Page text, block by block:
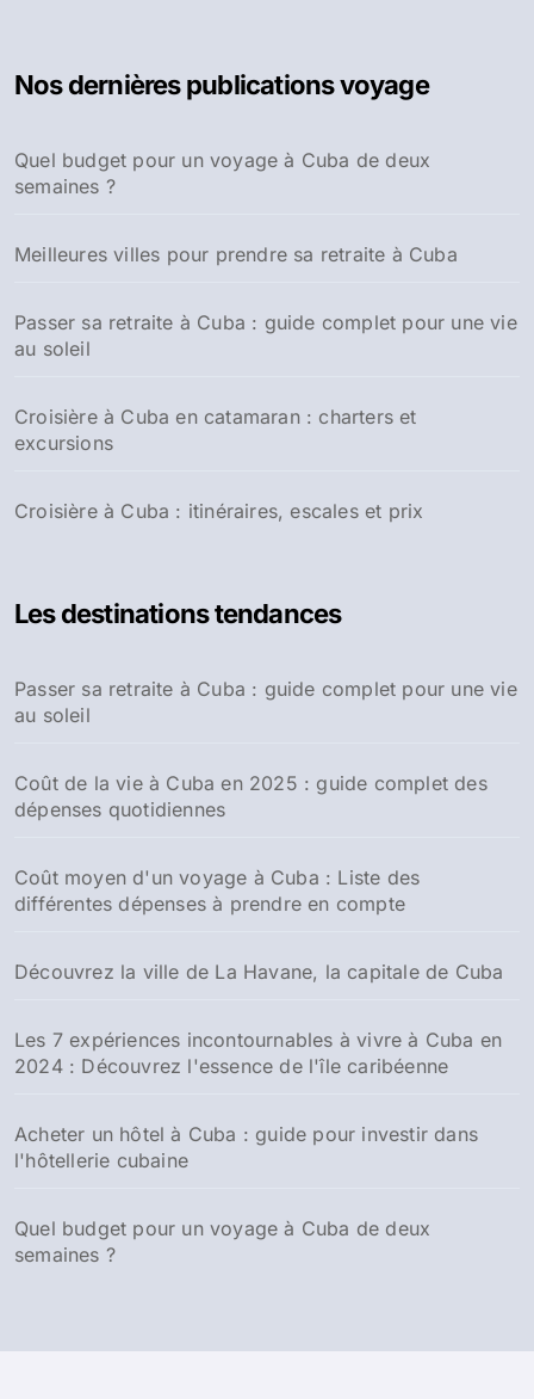
r
e
r
Nos dernières publications voyage
Quel budget pour un voyage à Cuba de deux
semaines ?
Meilleures villes pour prendre sa retraite à Cuba
Passer sa retraite à Cuba : guide complet pour une vie
au soleil
Croisière à Cuba en catamaran : charters et
excursions
Croisière à Cuba : itinéraires, escales et prix
Les destinations tendances
Passer sa retraite à Cuba : guide complet pour une vie
au soleil
Coût de la vie à Cuba en 2025 : guide complet des
dépenses quotidiennes
Coût moyen d'un voyage à Cuba : Liste des
différentes dépenses à prendre en compte
Découvrez la ville de La Havane, la capitale de Cuba
Les 7 expériences incontournables à vivre à Cuba en
2024 : Découvrez l'essence de l'île caribéenne
Acheter un hôtel à Cuba : guide pour investir dans
l'hôtellerie cubaine
Quel budget pour un voyage à Cuba de deux
semaines ?